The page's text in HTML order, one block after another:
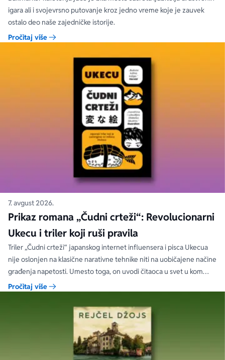
igara ali i svojevrsno putovanje kroz jedno vreme koje je zauvek
ostalo deo naše zajedničke istorije.
Pročitaj više
7. avgust 2026.
Prikaz romana „Čudni crteži“: Revolucionarni
Ukecu i triler koji ruši pravila
Triler „Čudni crteži“ japanskog internet influensera i pisca Ukecua
nije oslonjen na klasične narativne tehnike niti na uobičajene načine
građenja napetosti. Umesto toga, on uvodi čitaoca u svet u kom
priložene ilustracije govore više od reči, a ono što je nacrtano često
Pročitaj više